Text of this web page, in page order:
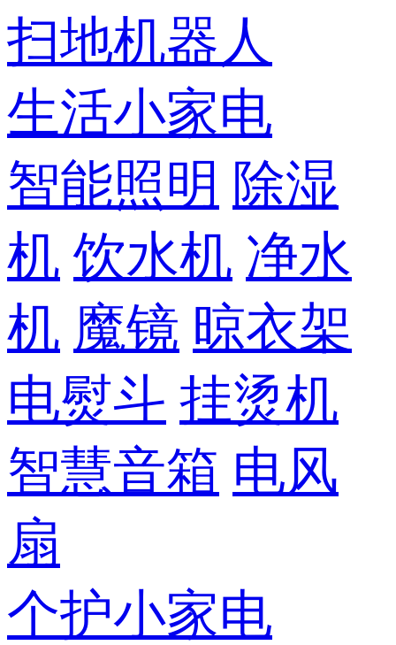
扫地机器人
生活小家电
智能照明 除湿
机 饮水机 净水
机 魔镜 晾衣架
电熨斗 挂烫机
智慧音箱 电风
扇
个护小家电